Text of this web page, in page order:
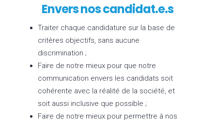
Envers nos candidat.e.s
Traiter chaque candidature sur la base de
critères objectifs, sans aucune
discrimination ;
Faire de notre mieux pour que notre
communication envers les candidats soit
cohérente avec la réalité de la société, et
soit aussi inclusive que possible ;
Faire de notre mieux pour permettre à nos